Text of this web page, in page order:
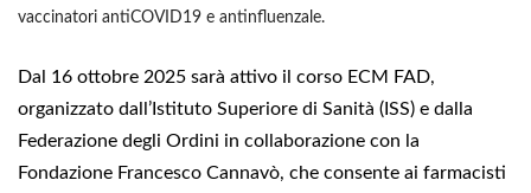
vaccinatori antiCOVID19 e antinfluenzale.
Dal 16 ottobre 2025 sarà attivo il corso ECM FAD,
organizzato dall’Istituto Superiore di Sanità (ISS) e dalla
Federazione degli Ordini in collaborazione con la
Fondazione Francesco Cannavò, che consente ai farmacisti